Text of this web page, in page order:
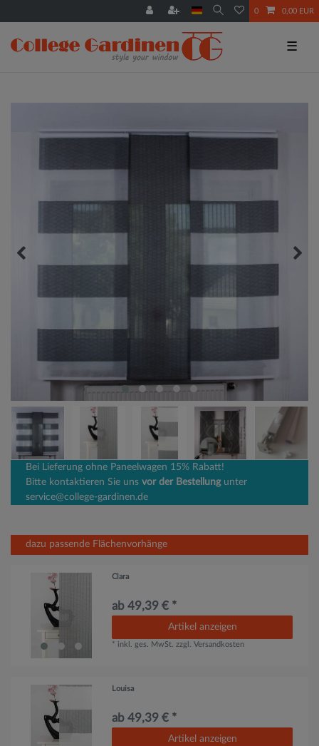
0 0,00 EUR
☰
Bei Lieferung ohne Paneelwagen 15% Rabatt!
Bitte kontaktieren Sie uns vor der Bestellungunter
service@college-gardinen.de
dazu passende Flächenvorhänge
Clara
ab 49,39 € *
Artikel anzeigen
* inkl. ges. MwSt. zzgl.Versandkosten
Louisa
ab 49,39 € *
Artikel anzeigen